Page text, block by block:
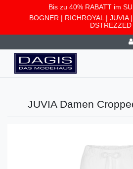
Bis zu 40% RABATT im
BOGNER | RICHROYAL | JUVIA|
DSTREZZED
JUVIA Damen